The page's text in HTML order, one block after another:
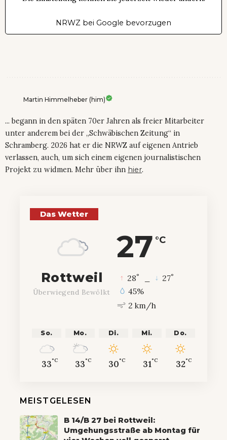
NRWZ bei Google bevorzugen
Martin Himmelheber (him)
... begann in den späten 70er Jahren als freier Mitarbeiter
unter anderem bei der „Schwäbischen Zeitung“ in
Schramberg. 2026 hat er die NRWZ auf eigenen Antrieb
verlassen, auch, um sich einem eigenen journalistischen
Projekt zu widmen. Mehr über ihn hier.
Das Wetter
27 °C
Rottweil
Überwiegend Bewölkt
28° 27°
45%
2 km/h
So.
33°C
Mo.
33°C
Di.
30°C
Mi.
31°C
Do.
32°C
MEISTGELESEN
B 14/B 27 bei Rottweil:
Umgehungsstraße ab Montag für